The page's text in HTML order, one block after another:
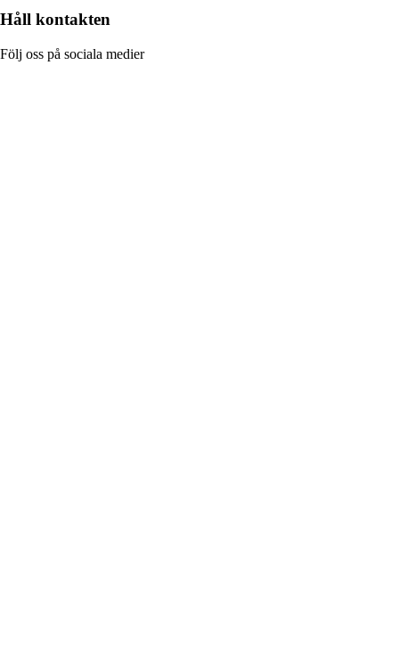
Håll kontakten
Följ oss på sociala medier